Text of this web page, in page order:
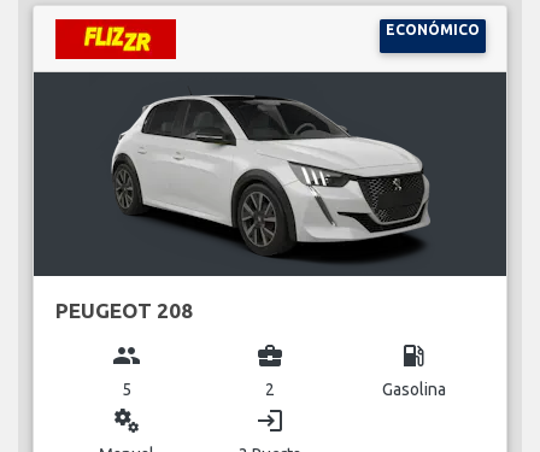
ECONÓMICO
PEUGEOT 208
group
5
business_center
2
local_gas_station
Gasolina
miscellaneous_services login